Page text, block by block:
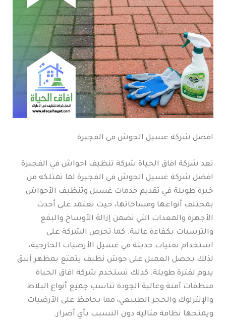
افضل شركة غسيل الحوش في الفجيرة
تعد شركة افاق الحياة شركة تنظيف احواش في الفجيرة
افضل شركة غسيل الحوش في الفجيرة لما تمتلكه من
خبرة طويلة في تقديم خدمات غسيل وتنظيف الأحواش
بمختلف أنواعها ومساحاتها، حيث تعتمد على أحدث
الأجهزة والمعدات التي تضمن إزالة الأوساخ والبقع
والترسبات بكفاءة عالية. كما تحرص الشركة على
استخدام تقنيات حديثة في غسيل الأرضيات الخارجية،
لذلك يحصل العميل على حوش نظيف يتمتع بمظهر أنيق
يدوم لفترة طويلة. كذلك تستخدم شركة افاق الحياة
منظفات آمنة وعالية الجودة تناسب جميع أنواع البلاط
والإنترلوك والحجر الطبيعي، مما يحافظ على الأرضيات
ويمنحها نظافة مثالية دون التسبب بأي أضرار.